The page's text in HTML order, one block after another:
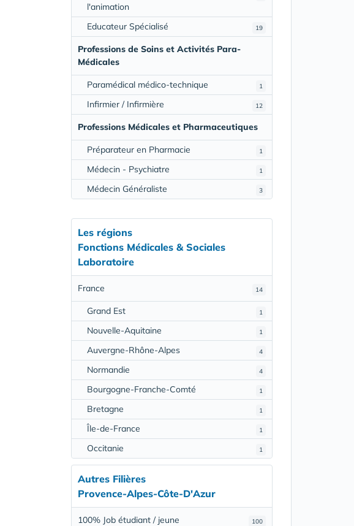
l'animation
19
Educateur Spécialisé
Professions de Soins et Activités Para-
Médicales
1
Paramédical médico-technique
12
Infirmier / Infirmière
Professions Médicales et Pharmaceutiques
1
Préparateur en Pharmacie
1
Médecin - Psychiatre
3
Médecin Généraliste
Les régions
Fonctions Médicales & Sociales
Laboratoire
14
France
1
Grand Est
1
Nouvelle-Aquitaine
4
Auvergne-Rhône-Alpes
4
Normandie
1
Bourgogne-Franche-Comté
1
Bretagne
1
Île-de-France
1
Occitanie
Autres Filières
Provence-Alpes-Côte-D'Azur
100
100% Job étudiant / jeune